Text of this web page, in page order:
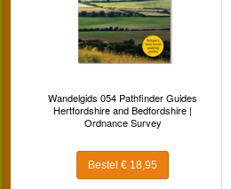
Wandelgids 054 Pathfinder Guides
Hertfordshire and Bedfordshire |
Ordnance Survey
Bestel € 18,95